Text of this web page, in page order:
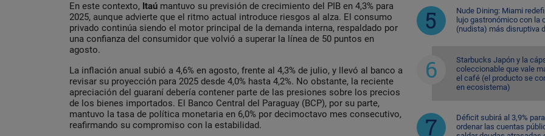
En este contexto, Itaú mantuvo su previsión de crecimiento del PIB en 4,3% para
2025, aunque advierte que el ritmo actual introduce riesgos al alza. El consumo
privado continúa siendo el motor principal de la demanda interna, respaldado por
una confianza del consumidor que volvió a superar la línea de 50 puntos en
agosto.
La inflación anual subió a 4,6% en agosto, frente al 4,3% de julio, y llevó al banco a
revisar su proyección para 2025 desde 4,0% hasta 4,2%. No obstante, la reciente
apreciación del guaraní debería contener parte de las presiones sobre los precios
de los bienes importados. El Banco Central del Paraguay (BCP), por su parte,
mantuvo la tasa de política monetaria en 6,0% por decimoctavo mes consecutivo,
reafirmando su compromiso con la estabilidad.
Nude Dining: Miami
lujo gastronómico con la
(nudista) más disruptiva
Starbucks Japón y la
coleccionable que vale
el café (el producto se
en ecosistema)
Déficit subirá al 3,9% para
ordenar las cuentas